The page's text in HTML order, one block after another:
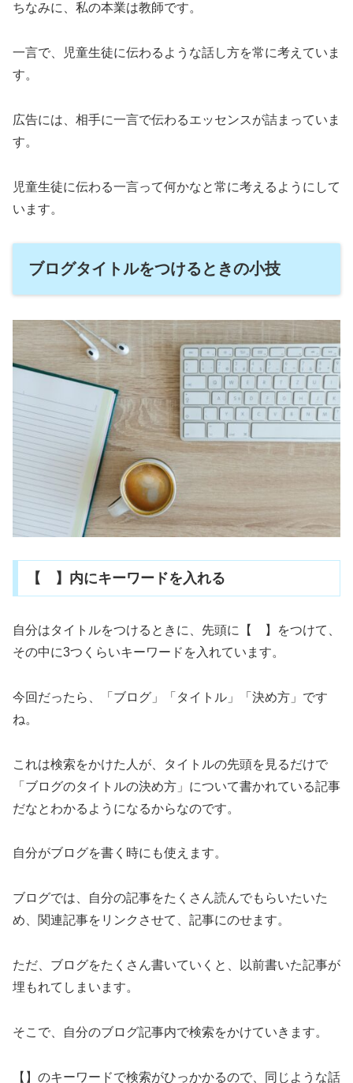
ちなみに、私の本業は教師です。
一言で、児童生徒に伝わるような話し方を常に考えていま
す。
広告には、相手に一言で伝わるエッセンスが詰まっていま
す。
児童生徒に伝わる一言って何かなと常に考えるようにして
います。
ブログタイトルをつけるときの小技
【 】内にキーワードを入れる
自分はタイトルをつけるときに、先頭に【 】をつけて、
その中に3つくらいキーワードを入れています。
今回だったら、「ブログ」「タイトル」「決め方」です
ね。
これは検索をかけた人が、タイトルの先頭を見るだけで
「ブログのタイトルの決め方」について書かれている記事
だなとわかるようになるからなのです。
自分がブログを書く時にも使えます。
ブログでは、自分の記事をたくさん読んでもらいたいた
め、関連記事をリンクさせて、記事にのせます。
ただ、ブログをたくさん書いていくと、以前書いた記事が
埋もれてしまいます。
そこで、自分のブログ記事内で検索をかけていきます。
【】のキーワードで検索がひっかかるので、同じような話